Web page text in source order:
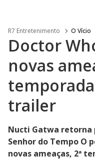
R7 Entretenimento O Vício
Doctor
novas
trailer
Nucti Gatwa retorna
Senhor do Tempo O
novas ameaças, 2ª